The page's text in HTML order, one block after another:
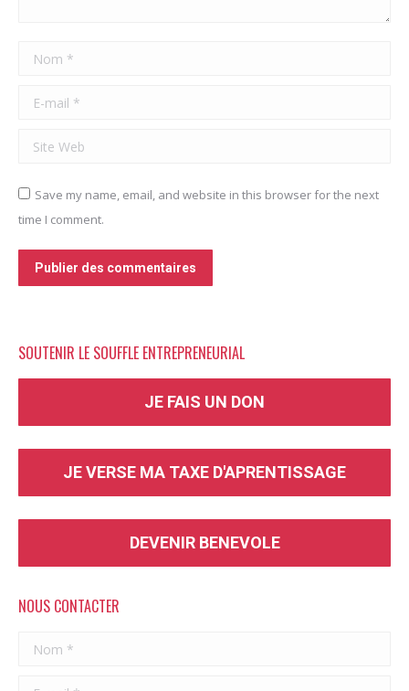
Nom *
E-mail *
Site Web
Save my name, email, and website in this browser for the next
time I comment.
Publier des commentaires
SOUTENIR LE SOUFFLE ENTREPRENEURIAL
JE FAIS UN DON
JE VERSE MA TAXE D'APRENTISSAGE
DEVENIR BENEVOLE
NOUS CONTACTER
Nom *
E-mail *